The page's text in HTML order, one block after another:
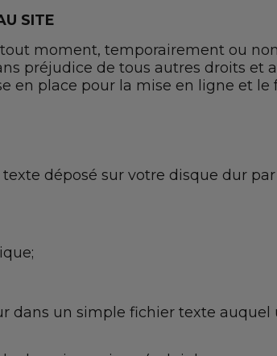
SITE
tout moment, temporairement ou
préjudice de tous autres droits et
en place pour la mise en ligne et
déposé sur votre disque dur
dans un simple fichier texte